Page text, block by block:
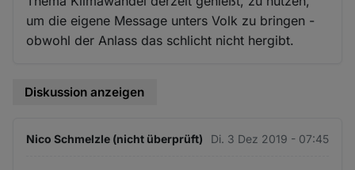
um die eigene Message unters Volk zu bringen -
obwohl der Anlass das schlicht nicht hergibt.
Diskussion anzeigen
Nico Schmelzle (nicht überprüft) Di. 3 Dez 2019 - 07:45